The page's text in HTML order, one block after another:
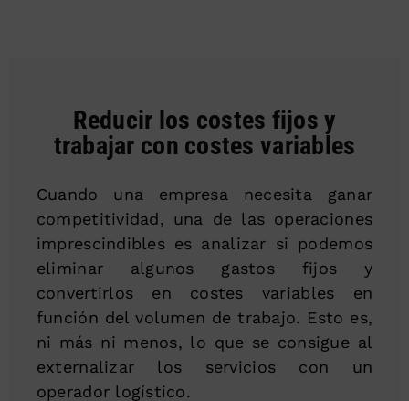
Reducir los costes fijos y
trabajar con costes variables
Cuando una empresa necesita ganar
competitividad, una de las operaciones
imprescindibles es analizar si podemos
eliminar algunos gastos fijos y
convertirlos en costes variables en
función del volumen de trabajo. Esto es,
ni más ni menos, lo que se consigue al
externalizar los servicios con un
operador logístico.